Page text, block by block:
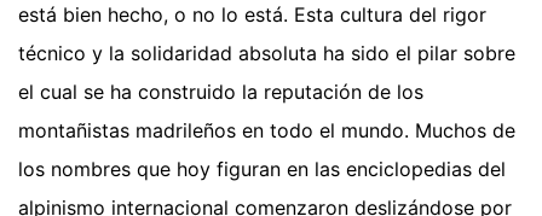
está bien hecho, o no lo está. Esta cultura del rigor
técnico y la solidaridad absoluta ha sido el pilar sobre
el cual se ha construido la reputación de los
montañistas madrileños en todo el mundo. Muchos de
los nombres que hoy figuran en las enciclopedias del
alpinismo internacional comenzaron deslizándose por